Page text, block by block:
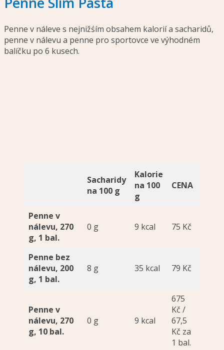
Penne v náleve s nejnižśím obsahem kalorií a sacharidů,
penne v nálevu a penne pro sportovce ve výhodném
balíčku po 6 kusech.
Sacharidy
na 100 g
Kalorie
na 100
g
CENA
Penne v
nálevu, 270
g, 1 bal.
0 g 9 kcal 75 Kč
Penne bez
nálevu, 200
g, 1 bal.
8 g 35 kcal 79 Kč
Penne v
nálevu, 270
g, 10 bal.
0 g 9 kcal
675
Kč /
67,5
Kč za
1 bal.